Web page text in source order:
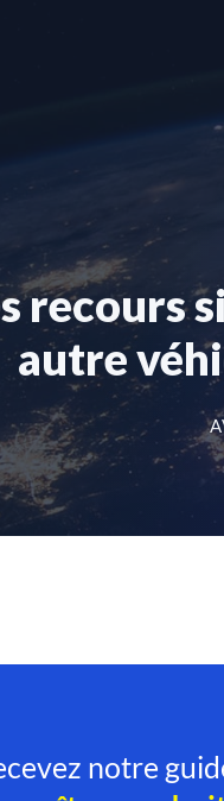
recours
autre